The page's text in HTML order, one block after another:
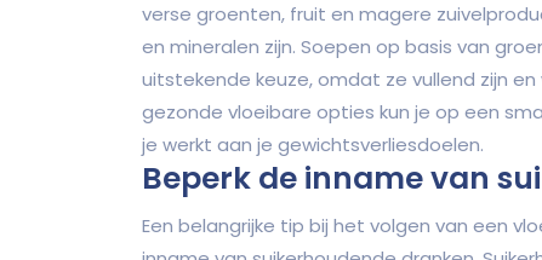
verse groenten, fruit en magere
en mineralen zijn. Soepen op basis van
uitstekende keuze, omdat ze vullend zijn
gezonde vloeibare opties kun je op een
je werkt aan je gewichtsverliesdoelen.
Beperk de inname van
Een belangrijke tip bij het volgen van een